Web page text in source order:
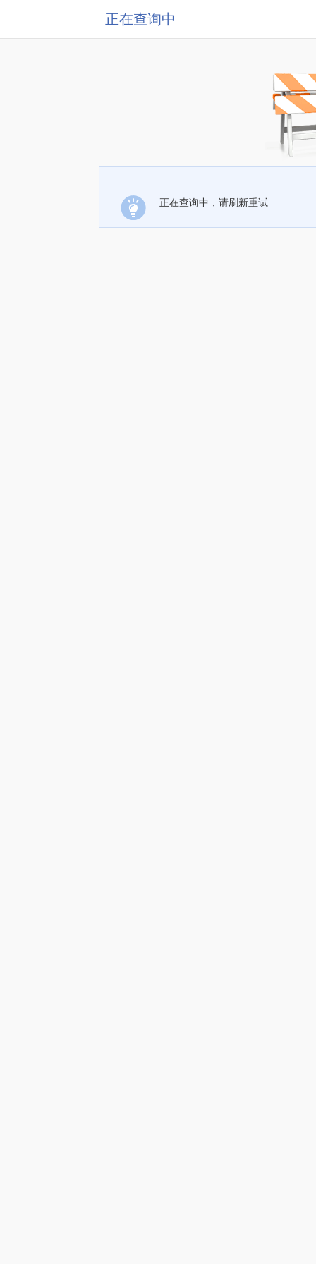
正在查询中
正在查询中，请刷新重试